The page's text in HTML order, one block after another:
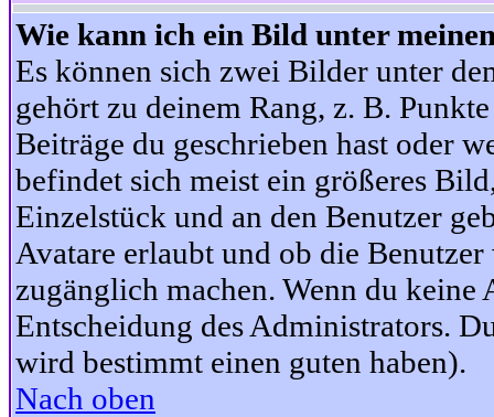
Wie kann ich ein Bild unter
Es können sich zwei Bilder unter
gehört zu deinem Rang, z. B.
Beiträge du geschrieben hast oder
befindet sich meist ein größeres
Einzelstück und an den Benutzer
Avatare erlaubt und ob die
zugänglich machen. Wenn du keine
Entscheidung des Administrators.
wird bestimmt einen guten haben).
Nach oben